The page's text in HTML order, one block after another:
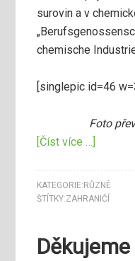
surovin a v
chemische
[singlepic id=46
Foto
[Číst více …]
KATEGORIE: RŮZNÉ
ŠTÍTKY:ZAHRANIČÍ
Děkujeme